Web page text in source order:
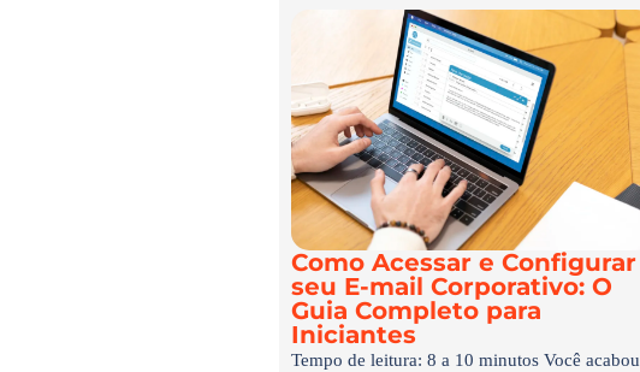
Como Acessar e Configurar
seu E-mail Corporativo: O
Guia Completo para
Iniciantes
Tempo de leitura: 8 a 10 minutos Você acabou